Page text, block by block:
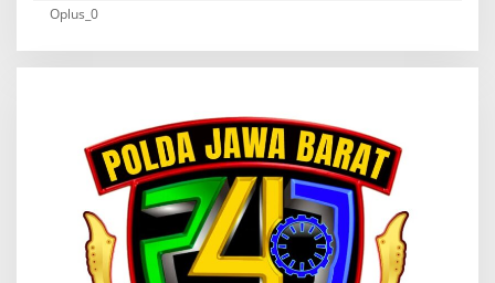
Oplus_0